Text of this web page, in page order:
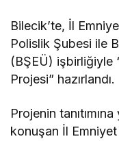
Bilecik’te, İl
Polislik Şubesi ile
(BŞEÜ) işbirliğiyle
Projesi” hazırlandı.
Projenin
konuşan İl